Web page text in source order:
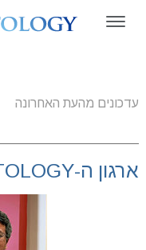
עדכונים מהעת האחרונה
ארגון ה-SCIENTOLOGY טמפה